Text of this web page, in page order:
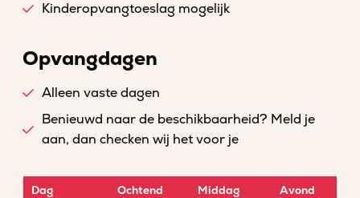
Kinderopvangtoeslag mogelijk
Opvangdagen
Alleen vaste dagen
Benieuwd naar de beschikbaarheid? Meld je
aan, dan checken wij het voor je
Dag Ochtend Middag Avond